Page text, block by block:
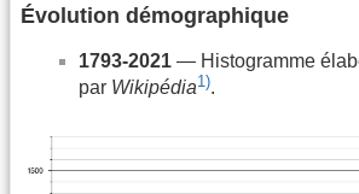
Évolution démographique
1793-2021 — Histogramme
par Wikipédia1).